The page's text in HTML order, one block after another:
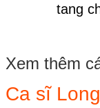
tang
Xem thêm
Ca sĩ